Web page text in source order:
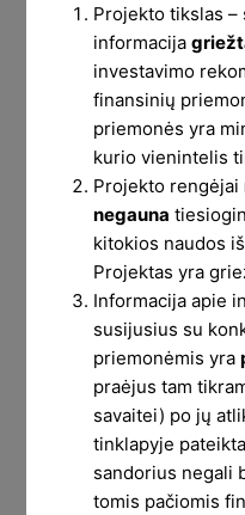
Projekto tikslas –
informacija
investavimo
finansinių
priemonės yra
kurio vienintelis
Projekto rengėjai
negauna
kitokios naudos
Projektas yra
Informacija apie
susijusius su
priemonėmis yra
praėjus tam
savaitei) po jų
tinklapyje
sandorius negali
tomis pačiomis